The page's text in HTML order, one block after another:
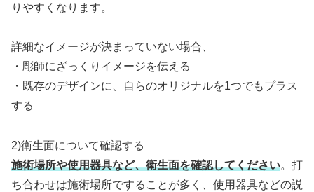
りやすくなります。
詳細なイメージが決まっていない場合、
・彫師にざっくりイメージを伝える
・既存のデザインに、自らのオリジナルを1つでもプラス
する
2)衛生面について確認する
施術場所や使用器具など、衛生面を確認してください。打
ち合わせは施術場所ですることが多く、使用器具などの説